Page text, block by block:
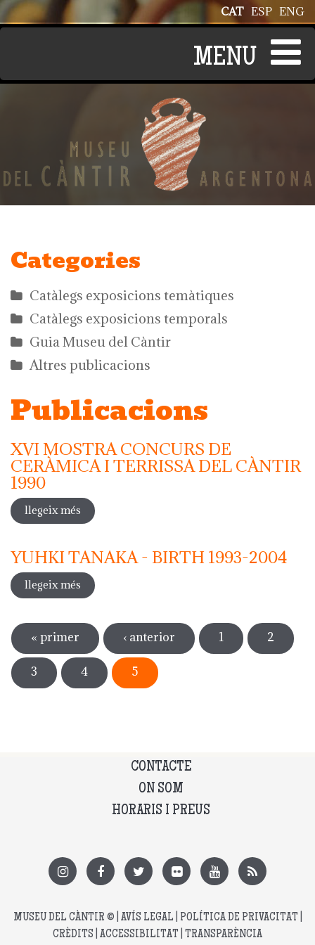
Vés al contingut ENG
ESP
CAT
Categories
Catàlegs exposicions temàtiques
Catàlegs exposicions temporals
Guia Museu del Càntir
Altres publicacions
Publicacions
XVI MOSTRA CONCURS DE
CERÀMICA I TERRISSA DEL CÀNTIR
1990
llegeix més sobre xvi mostra concurs de ceràmica i
terrissa del càntir 1990
YUHKI TANAKA - BIRTH 1993-2004
llegeix més sobre yuhki tanaka - birth 1993-2004
Pàgines
« primer ‹ anterior 1 2
3 4 5
CONTACTE
ON SOM
HORARIS I PREUS
MUSEU DEL CÀNTIR © | AVÍS LEGAL POLÍTICA DE PRIVACITAT
CRÈDITS ACCESSIBILITAT TRANSPARÈNCIA